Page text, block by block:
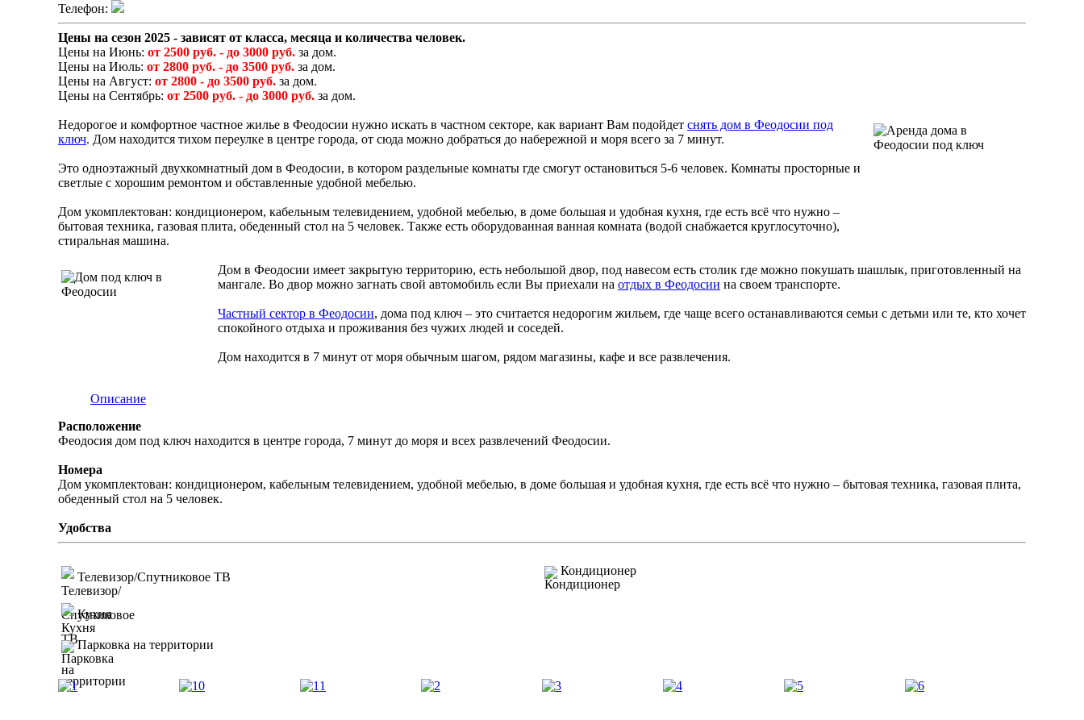
Телефон:
Цены на сезон 2025 - зависят от класса, месяца и количества человек.
Цены на Июнь: от 2500 руб. - до 3000 руб. за дом.
Цены на Июль: от 2800 руб. - до 3500 руб. за дом.
Цены на Август: от 2800 - до 3500 руб. за дом.
Цены на Сентябрь: от 2500 руб. - до 3000 руб. за дом.
Недорогое и комфортное частное жилье в Феодосии нужно искать в частном секторе, как вариант Вам подойдет снять дом в Феодосии под
ключ. Дом находится тихом переулке в центре города, от сюда можно добраться до набережной и моря всего за 7 минут.
Это одноэтажный двухкомнатный дом в Феодосии, в котором раздельные комнаты где смогут остановиться 5-6 человек. Комнаты просторные и
светлые с хорошим ремонтом и обставленные удобной мебелью.
Дом укомплектован: кондиционером, кабельным телевидением, удобной мебелью, в доме большая и удобная кухня, где есть всё что нужно –
бытовая техника, газовая плита, обеденный стол на 5 человек. Также есть оборудованная ванная комната (водой снабжается круглосуточно),
стиральная машина.
Дом в Феодосии имеет закрытую территорию, есть небольшой двор, под навесом есть столик где можно покушать шашлык, приготовленный на
мангале. Во двор можно загнать свой автомобиль если Вы приехали на отдых в Феодосии на своем транспорте.
Частный сектор в Феодосии, дома под ключ – это считается недорогим жильем, где чаще всего останавливаются семьи с детьми или те, кто хочет
спокойного отдыха и проживания без чужих людей и соседей.
Дом находится в 7 минут от моря обычным шагом, рядом магазины, кафе и все развлечения.
Описание
Расположение
Феодосия дом под ключ находится в центре города, 7 минут до моря и всех развлечений Феодосии.
Номера
Дом укомплектован: кондиционером, кабельным телевидением, удобной мебелью, в доме большая и удобная кухня, где есть всё что нужно – бытовая техника, газовая плита,
обеденный стол на 5 человек.
Удобства
Телевизор/Спутниковое ТВ
Кухня
Парковка на территории
Кондиционер